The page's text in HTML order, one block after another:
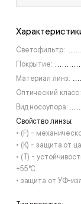
Светофильтр:
Покрытие:
Материал линз:
Оптический класс:
Вид носоупора:
Свойство линзы:
• (F) -
• (К) - защита от
• (T) -
+55°С
• защита от УФ-